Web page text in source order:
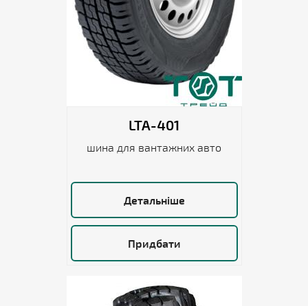
LTA-401
шина для вантажних авто
Детальніше
Придбати